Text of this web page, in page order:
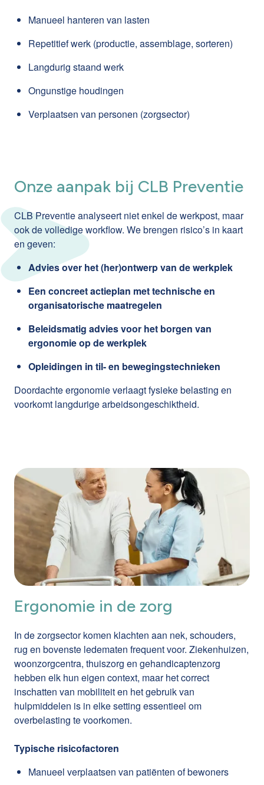
Manueel hanteren van lasten
Repetitief werk (productie, assemblage, sorteren)
Langdurig staand werk
Ongunstige houdingen
Verplaatsen van personen (zorgsector)
Onze aanpak bij CLB Preventie
CLB Preventie analyseert niet enkel de werkpost, maar
ook de volledige workflow. We brengen risico’s in kaart
en geven:
Advies over het (her)ontwerp van de werkplek
Een concreet actieplan met technische en
organisatorische maatregelen
Beleidsmatig advies voor het borgen van
ergonomie op de werkplek
Opleidingen in til- en bewegingstechnieken
Doordachte ergonomie verlaagt fysieke belasting en
voorkomt langdurige arbeidsongeschiktheid.
Ergonomie in de zorg
In de zorgsector komen klachten aan nek, schouders,
rug en bovenste ledematen frequent voor. Ziekenhuizen,
woonzorgcentra, thuiszorg en gehandicaptenzorg
hebben elk hun eigen context, maar het correct
inschatten van mobiliteit en het gebruik van
hulpmiddelen is in elke setting essentieel om
overbelasting te voorkomen.
Typische risicofactoren
Manueel verplaatsen van patiënten of bewoners